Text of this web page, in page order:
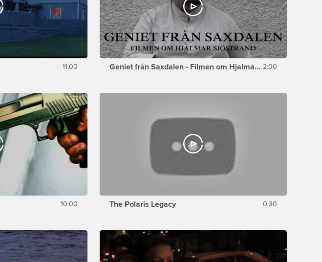
11:00 Geniet från Saxdalen - Filmen om Hjalmar Sjöstrand (trailer) 2:00
10:00 The Polaris Legacy 0:30